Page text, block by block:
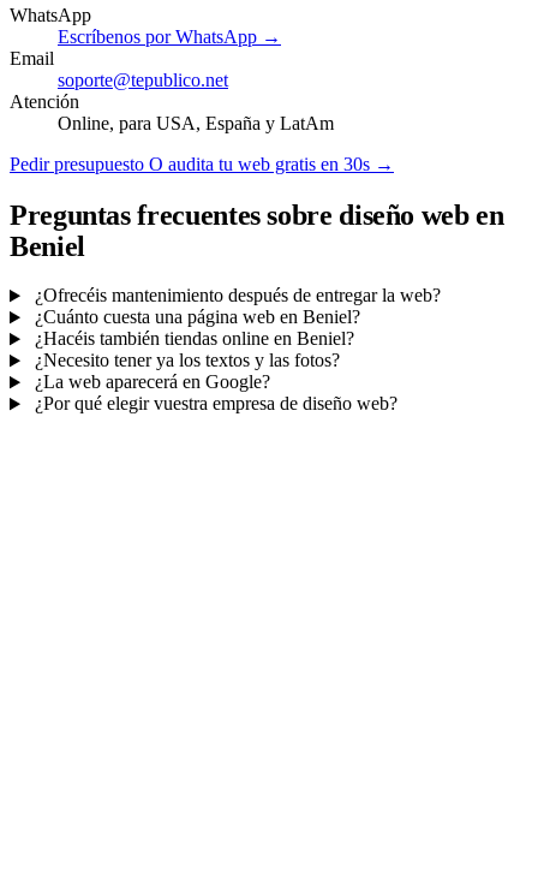
WhatsApp
Escríbenos por WhatsApp →
Email
soporte@tepublico.net
Atención
Online, para USA, España y LatAm
Pedir presupuesto O audita tu web gratis en 30s →
Preguntas frecuentes sobre diseño web en
Beniel
¿Ofrecéis mantenimiento después de entregar la web?
¿Cuánto cuesta una página web en Beniel?
¿Hacéis también tiendas online en Beniel?
¿Necesito tener ya los textos y las fotos?
¿La web aparecerá en Google?
¿Por qué elegir vuestra empresa de diseño web?